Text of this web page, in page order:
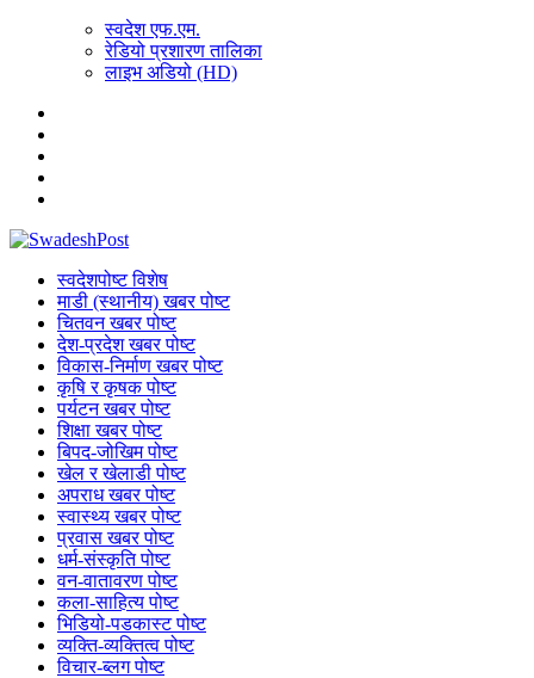
स्वदेश एफ.एम.
रेडियो प्रशारण तालिका
लाइभ अडियो (HD)
स्वदेशपोष्ट विशेष
माडी (स्थानीय) खबर पोष्ट
चितवन खबर पोष्ट
देश-प्रदेश खबर पोष्ट
विकास-निर्माण खबर पोष्ट
कृषि र कृषक पोष्ट
पर्यटन खबर पोष्ट
शिक्षा खबर पोष्ट
बिपद-जोखिम पोष्ट
खेल र खेलाडी पोष्ट
अपराध खबर पोष्ट
स्वास्थ्य खबर पोष्ट
प्रवास खबर पोष्ट
धर्म-संस्कृति पोष्ट
वन-वातावरण पोष्ट
कला-साहित्य पोष्ट
भिडियो-पडकास्ट पोष्ट
व्यक्ति-व्यक्तित्व पोष्ट
विचार-ब्लग पोष्ट